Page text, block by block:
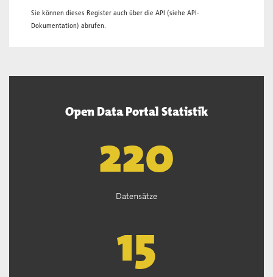
Sie können dieses Register auch über die API (siehe API-
Dokumentation) abrufen.
Open Data Portal Statistik
222
Datensätze
15